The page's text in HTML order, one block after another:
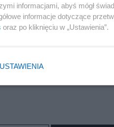
ponieważ do
informacjami, abyś mógł
informacje dotyczące
oraz po kliknięciu w „Ustawienia”.
USTAWIENIA